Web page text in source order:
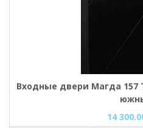
Входные двери Магда 157
14